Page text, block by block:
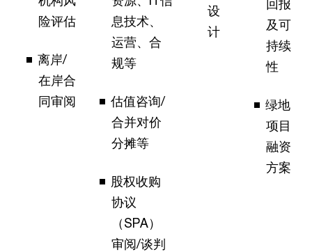
险评估
离岸/
在岸合
同审阅
息技术、
运营、合
规等
估值咨询/
合并对价
分摊等
股权收购
协议
（SPA）
审阅/谈判
设
计
回报
及可
持续
性
绿地
项目
融资
方案